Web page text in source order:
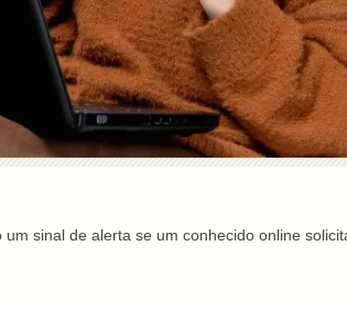
sinal de alerta se um conhecido online